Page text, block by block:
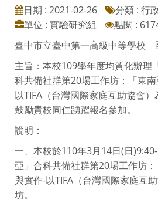
日期 : 2021-02-26
分類 : 行
單位 : 實驗研究組
點閱 :
臺中市立臺中第一高級中等學校
主旨：本校109學年度均質化辦理
科共備社群第20場工作坊：「東
以TIFA（台灣國際家庭互助協會
鼓勵貴校同仁踴躍報名參加。
說明：
一、本校於110年3月14日(日
亞」合科共備社群第20場工作坊
與實作-以TIFA（台灣國際家庭互
坊。